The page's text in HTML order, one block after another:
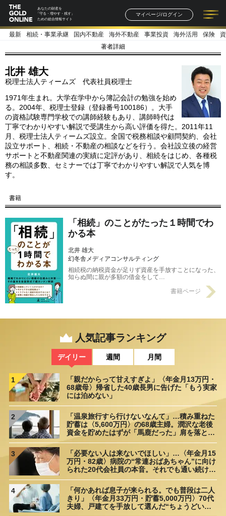
あなたの財産を
「守る・増やす・残す」
ための総合情報サイト
マイページ/ログイン
記事一覧 連載一覧
著者一覧 書籍一覧
最新 相続・事業承継 国内不動産 海外不動産 事業投資 海外活用 保険
著者詳細
北井 雄大
税理士法人ティームズ 代表社員税理士
1971年生まれ。大学在学中から簿記会計の勉強を始め
る。2004年、税理士登録（登録番号100186）。大手
の資格試験専門学校での講師経験もあり、講師時代は
丁寧でわかりやすい解説で受講生から高い評価を得た。2011年11
月、税理士法人ティームズ設立。全国で税務相談や顧問契約、会社
設立サポート、相続・不動産の相談などを行う。会社設立後の経営
サポートと不動産関連の実績に定評があり、相続をはじめ、各種税
務の相談多数、セミナーでは丁寧でわかりやすい解説で人気を博
す。
書籍
「相続」のことがたった１時間でわ
かる本
北井 雄大
幻冬舎メディアコンサルティング
相続税の納税資金が足りず資産を手放すことになった、
知らぬ間に親が多額の借金をして…
書籍ページ
人気記事ランキング
デイリー 週間 月間
1
「親だからって甘えすぎよ」〈年金月13万円・
68歳母〉帰省した40歳長男に告げた「もう実家
には泊めない」
2
「温泉旅行すら行けないなんて」…積み重ねた
貯蓄は〈5,600万円〉の68歳主婦。潤沢な老後
資金を貯めたはずが「馬鹿だった」肩を落とす
3
「必要ない人は来ないでほしい」…〈年金月15
万円・82歳〉病院の“常連おばあちゃん”に向け
られた20代会社員の本音。それでも通い続ける
4
「何かあれば息子が来られる。でも普段は二人
きり」〈年金月33万円・貯蓄5,000万円〉70代
夫婦、戸建てを手放して選んだ“ちょうどいい